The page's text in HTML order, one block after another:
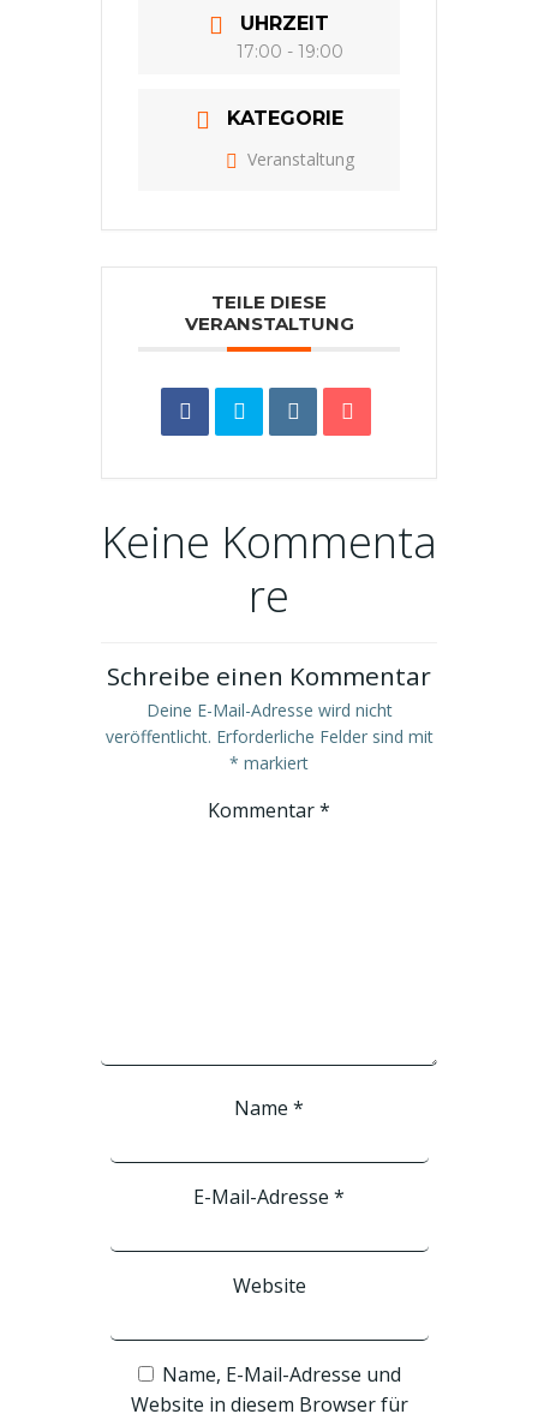
UHRZEIT
17:00 - 19:00
KATEGORIE
Veranstaltung
TEILE DIESE
VERANSTALTUNG
Keine Kommenta
re
Schreibe einen Kommentar
Deine E-Mail-Adresse wird nicht
veröffentlicht. Erforderliche Felder sind mit
* markiert
Kommentar*
Name *
E-Mail-Adresse *
Website
Name, E-Mail-Adresse und
Website in diesem Browser für